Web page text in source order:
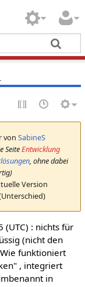
von SabineS
SeiteEntwicklung
, ohne dabei
Version
(UTC) : nichts für
(nicht den
funktioniert
, integriert
in